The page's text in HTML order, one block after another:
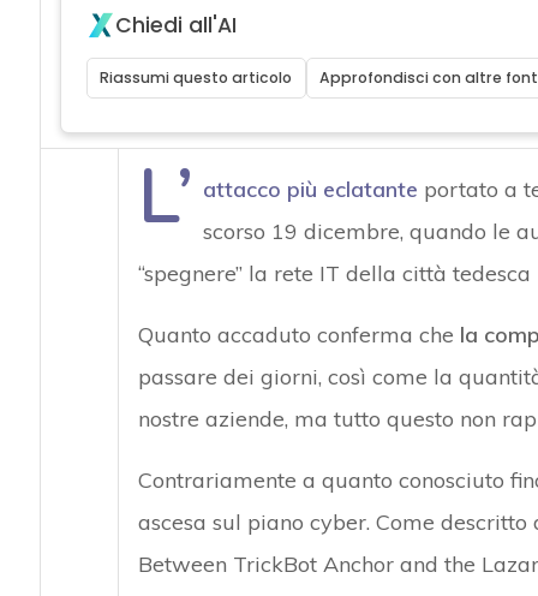
Chiedi all'AI
Riassumi questo articolo Approfondisci con altre
L’ attacco più eclatante portato a
scorso 19 dicembre, quando le
“spegnere” la rete IT della città
Quanto accaduto conferma che la
passare dei giorni, così come la
nostre aziende, ma tutto questo non
Contrariamente a quanto conosciuto
ascesa sul piano cyber. Come
Between TrickBot Anchor and the